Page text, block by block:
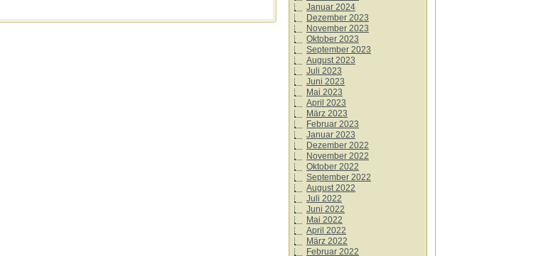
Januar 2024
Dezember 2023
November 2023
Oktober 2023
September 2023
August 2023
Juli 2023
Juni 2023
Mai 2023
April 2023
März 2023
Februar 2023
Januar 2023
Dezember 2022
November 2022
Oktober 2022
September 2022
August 2022
Juli 2022
Juni 2022
Mai 2022
April 2022
März 2022
Februar 2022